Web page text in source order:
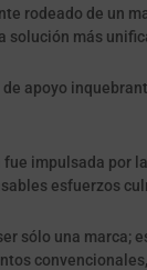
rodeado de un
solución más
de apoyo
fue impulsada por
esfuerzos
sólo una marca;